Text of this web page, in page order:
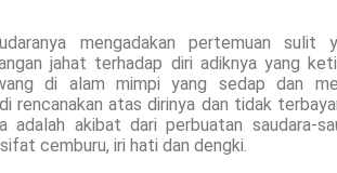
mengadakan pertemuan sulit
jahat terhadap diri adiknya yang
di alam mimpi yang sedap dan
rencanakan atas dirinya dan tidak
adalah akibat dari perbuatan saudara-
cemburu, iri hati dan dengki.